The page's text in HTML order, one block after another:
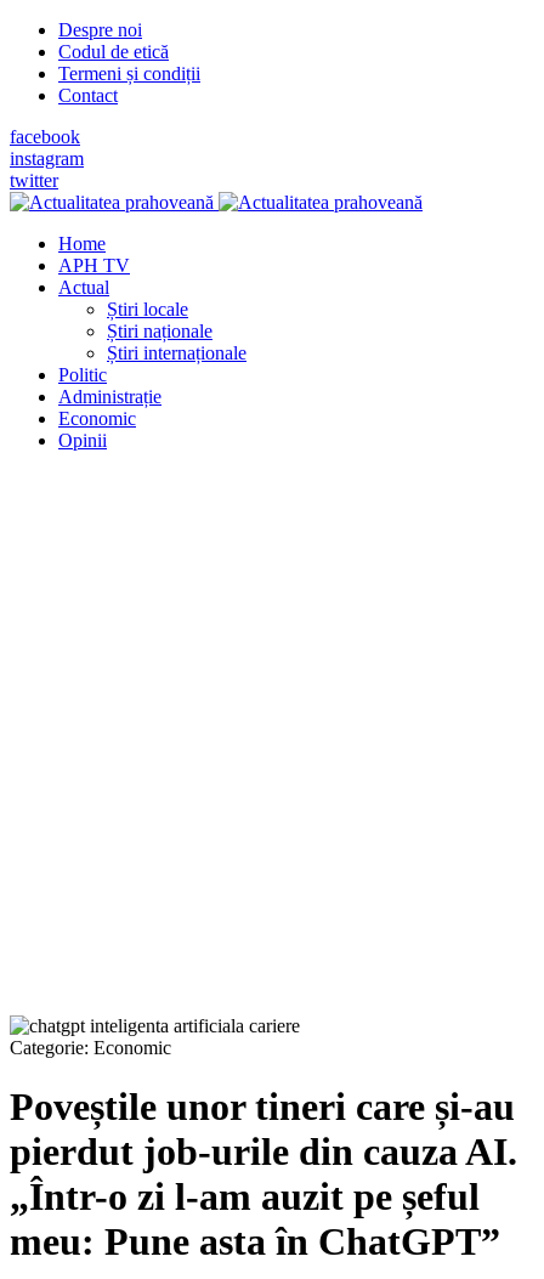
Despre noi
Codul de etică
Termeni și condiții
Contact
facebook
instagram
twitter
Home
APH TV
Actual
Știri locale
Știri naționale
Știri internaționale
Politic
Administrație
Economic
Opinii
Categorie: Economic
Poveștile unor tineri care și-au
pierdut job-urile din cauza AI.
„Într-o zi l-am auzit pe șeful
meu: Pune asta în ChatGPT”